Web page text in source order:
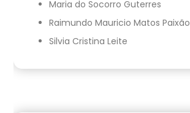
Maria do Socorro Guterres
Raimundo Mauricio Matos Paixão
Silvia Cristina Leite